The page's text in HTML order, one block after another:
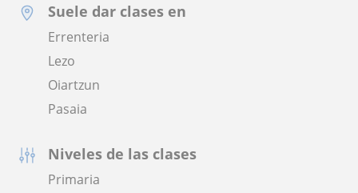
Suele dar clases en
Errenteria
Lezo
Oiartzun
Pasaia
Niveles de las clases
Primaria